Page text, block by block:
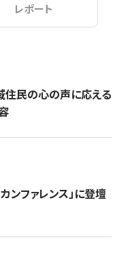
レポート
住民の心の声に応える
ファレンス」に登壇